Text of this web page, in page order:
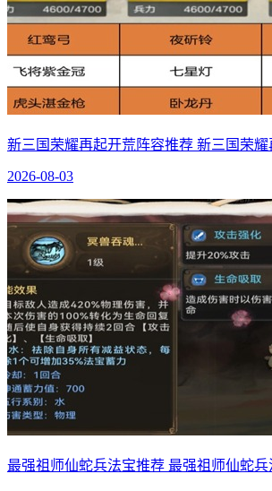
新三国荣耀再起开荒阵容推荐 新三国荣
2026-08-03
最强祖师仙蛇兵法宝推荐 最强祖师仙蛇